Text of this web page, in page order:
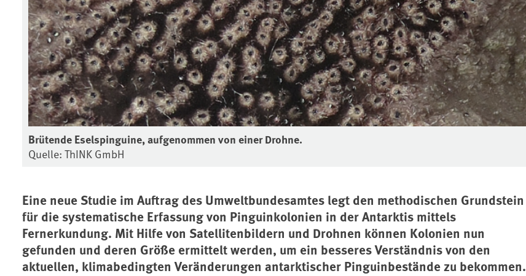
Brütende Eselspinguine, aufgenommen von einer Drohne.
Quelle: ThINK GmbH
Eine neue Studie im Auftrag des Umweltbundesamtes legt den methodischen Grundstein
für die systematische Erfassung von Pinguinkolonien in der Antarktis mittels
Fernerkundung. Mit Hilfe von Satellitenbildern und Drohnen können Kolonien nun
gefunden und deren Größe ermittelt werden, um ein besseres Verständnis von den
aktuellen, klimabedingten Veränderungen antarktischer Pinguinbestände zu bekommen.